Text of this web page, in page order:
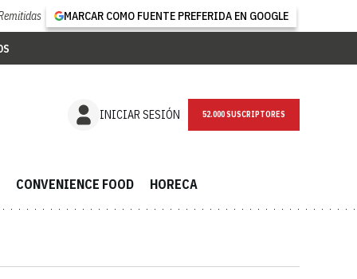
MARCAR COMO FUENTE PREFERIDA EN GOOGLE
INICIAR SESIÓN NEWSLETTER
CONVENIENCE FOOD HORECA